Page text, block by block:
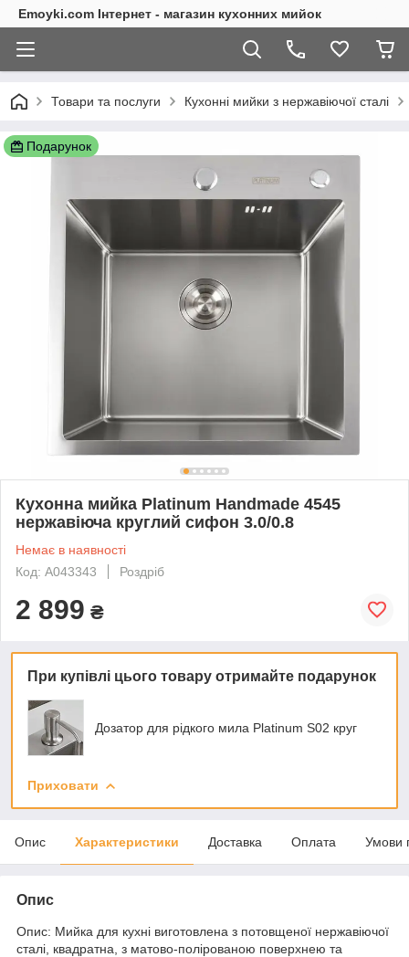
Emoyki.com Інтернет - магазин кухонних мийок
Товари та послуги Кухонні мийки з нержавіючої сталі
Подарунок
Кухонна мийка Platinum Handmade 4545
нержавіюча круглий сифон 3.0/0.8
Немає в наявності
Код: A043343
Роздріб
2 899 ₴
При купівлі цього товару отримайте подарунок
Дозатор для рідкого мила Platinum S02 круг
Приховати
Опис Характеристики Доставка Оплата Умови
Опис
Опис: Мийка для кухні виготовлена з потовщеної нержавіючої
сталі, квадратна, з матово-полірованою поверхнею та